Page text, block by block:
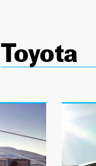
Toyota